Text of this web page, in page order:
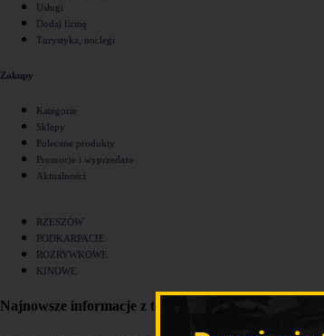
Usługi
Dodaj firmę
Turystyka, noclegi
Zakupy
Kategorie
Sklepy
Polecane produkty
Promocje i wyprzedaże
Aktualności
RZESZÓW
PODKARPACIE
ROZRYWKOWE
KINOWE
Najnowsze informacje z tego działu